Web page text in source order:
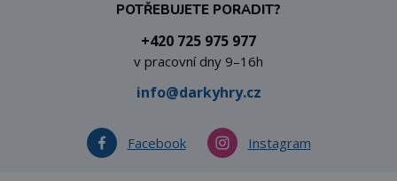
POTŘEBUJETE PORADIT?
+420 725 975 977
v pracovní dny 9–16h
info@darkyhry.cz
Facebook Instagram